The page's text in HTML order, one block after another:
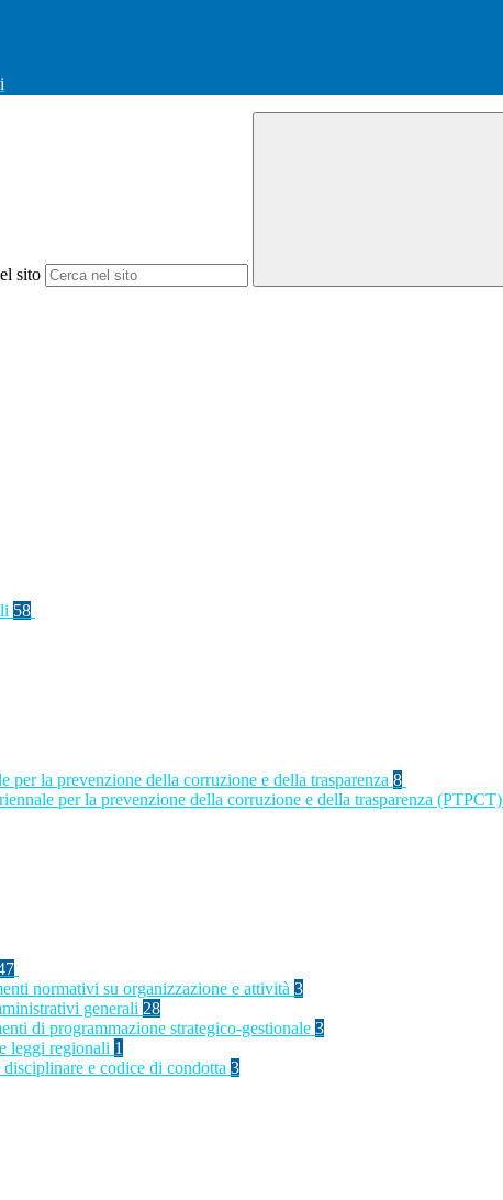
sito
58
per la prevenzione della corruzione e della trasparenza 8
per la prevenzione della corruzione e della trasparenza (PTPCT)
normativi su organizzazione e attività 3
generali 28
di programmazione strategico-gestionale 3
leggi regionali 1
e codice di condotta 3